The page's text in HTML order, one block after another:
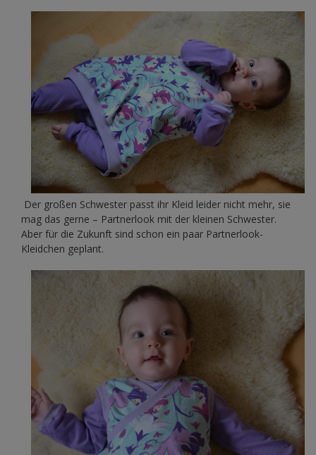
Der großen Schwester passt ihr Kleid leider nicht mehr, sie
mag das gerne – Partnerlook mit der kleinen Schwester.
Aber für die Zukunft sind schon ein paar Partnerlook-
Kleidchen geplant.